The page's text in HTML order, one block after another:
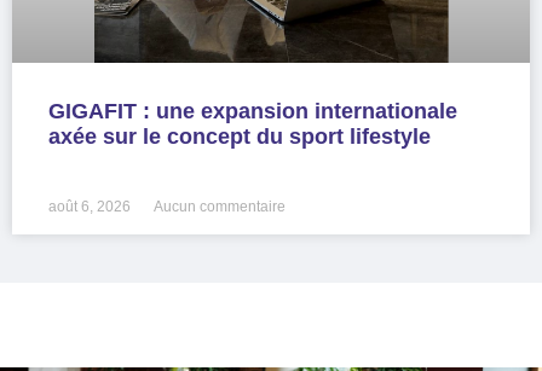
GIGAFIT : une expansion internationale
axée sur le concept du sport lifestyle
août 6, 2026 Aucun commentaire